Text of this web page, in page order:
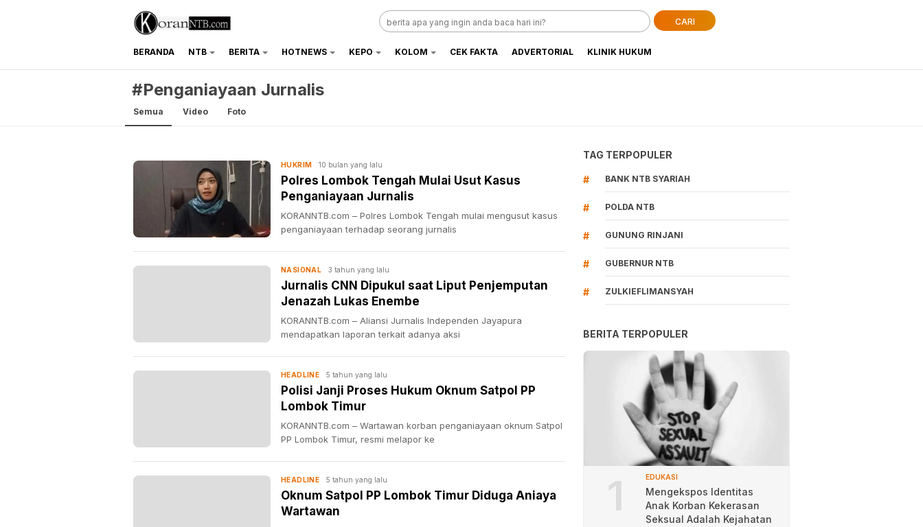
koranntb.com
CARI
BERANDA NTB BERITA HOTNEWS KEPO KOLOM CEK FAKTA ADVERTORIAL KLINIK HUKUM
#Penganiayaan Jurnalis
Semua Video Foto
HUKRIM 10 bulan yang lalu
Polres Lombok Tengah Mulai Usut Kasus
Penganiayaan Jurnalis
KORANNTB.com – Polres Lombok Tengah mulai mengusut kasus
penganiayaan terhadap seorang jurnalis
NASIONAL 3 tahun yang lalu
Jurnalis CNN Dipukul saat Liput Penjemputan
Jenazah Lukas Enembe
KORANNTB.com – Aliansi Jurnalis Independen Jayapura
mendapatkan laporan terkait adanya aksi
HEADLINE 5 tahun yang lalu
Polisi Janji Proses Hukum Oknum Satpol PP
Lombok Timur
KORANNTB.com – Wartawan korban penganiayaan oknum Satpol
PP Lombok Timur, resmi melapor ke
HEADLINE 5 tahun yang lalu
Oknum Satpol PP Lombok Timur Diduga Aniaya
Wartawan
TAG TERPOPULER
# BANK NTB SYARIAH
# POLDA NTB
# GUNUNG RINJANI
# GUBERNUR NTB
# ZULKIEFLIMANSYAH
BERITA TERPOPULER
1 EDUKASI
Mengekspos Identitas
Anak Korban Kekerasan
Seksual Adalah Kejahatan